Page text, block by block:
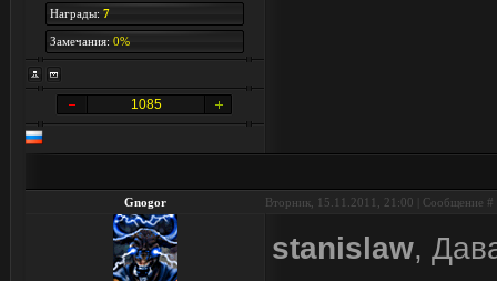
Награды: 7
Замечания: 0%
1085
Gnogor Вторник, 15.11.2011, 21:00 | Сообщение #
stanislaw,